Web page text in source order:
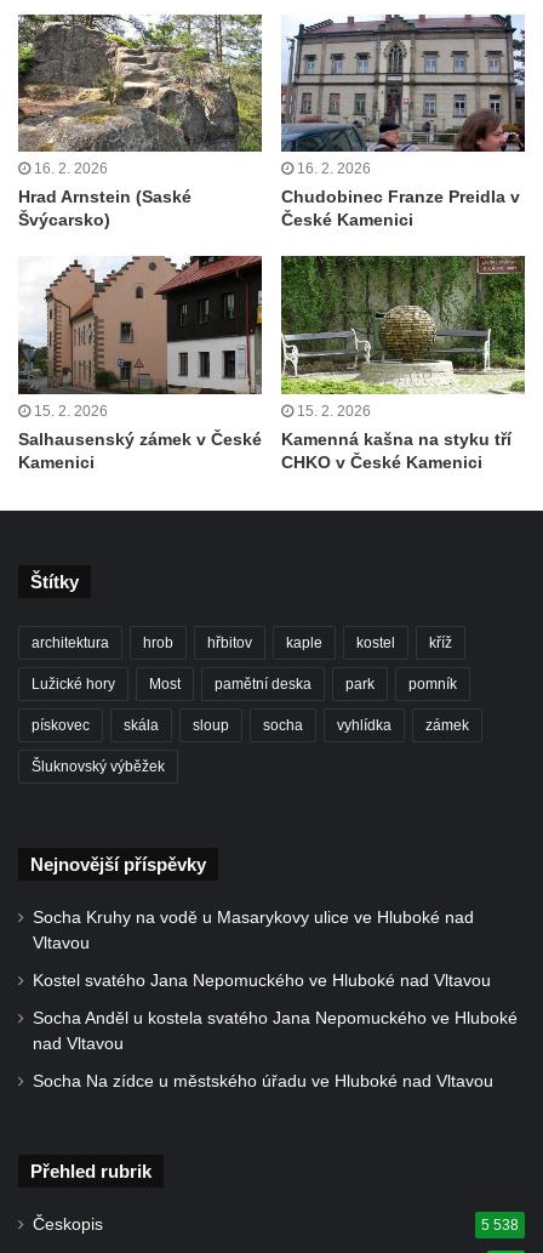
16. 2. 2026
Hrad Arnstein (Saské
Švýcarsko)
16. 2. 2026
Chudobinec Franze Preidla v
České Kamenici
15. 2. 2026
Salhausenský zámek v České
Kamenici
15. 2. 2026
Kamenná kašna na styku tří
CHKO v České Kamenici
Štítky
architektura hrob hřbitov kaple kostel kříž
Lužické hory Most pamětní deska park pomník
pískovec skála sloup socha vyhlídka zámek
Šluknovský výběžek
Nejnovější příspěvky
Socha Kruhy na vodě u Masarykovy ulice ve Hluboké nad
Vltavou
Kostel svatého Jana Nepomuckého ve Hluboké nad Vltavou
Socha Anděl u kostela svatého Jana Nepomuckého ve Hluboké
nad Vltavou
Socha Na zídce u městského úřadu ve Hluboké nad Vltavou
Přehled rubrik
Českopis 5 538